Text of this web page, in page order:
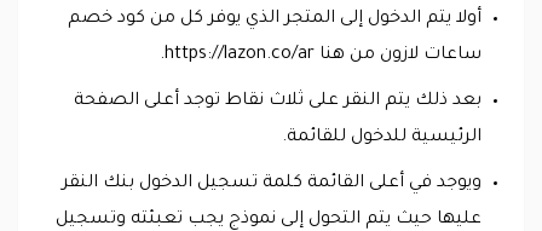
أولا يتم الدخول إلى المتجر الذي يوفر كل من كود خصم
ساعات لازون من هنا https://lazon.co/ar.
بعد ذلك يتم النقر على ثلاث نقاط توجد أعلى الصفحة
الرئيسية للدخول للقائمة.
ويوجد في أعلى القائمة كلمة تسجيل الدخول بنك النقر
عليها حيث يتم التحول إلى نموذج يجب تعبئته وتسجيل